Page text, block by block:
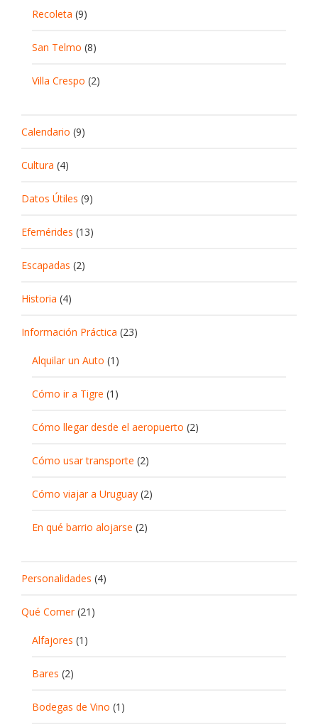
Recoleta (9)
San Telmo (8)
Villa Crespo (2)
Calendario (9)
Cultura (4)
Datos Útiles (9)
Efemérides (13)
Escapadas (2)
Historia (4)
Información Práctica (23)
Alquilar un Auto (1)
Cómo ir a Tigre (1)
Cómo llegar desde el aeropuerto (2)
Cómo usar transporte (2)
Cómo viajar a Uruguay (2)
En qué barrio alojarse (2)
Personalidades (4)
Qué Comer(21)
Alfajores (1)
Bares (2)
Bodegas de Vino (1)